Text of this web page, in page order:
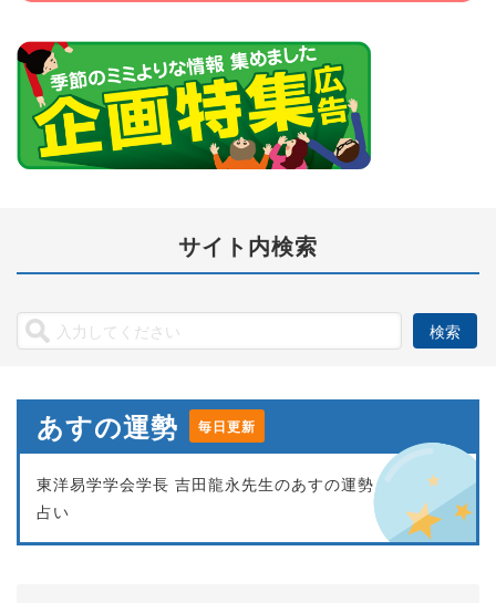
サイト内検索
あすの運勢 毎日更新
東洋易学学会学長 吉田龍永先生のあすの運勢
占い